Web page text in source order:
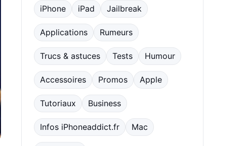
iPhone iPad Jailbreak
Applications Rumeurs
Trucs & astuces Tests Humour
Accessoires Promos Apple
Tutoriaux Business
Infos iPhoneaddict.fr Mac